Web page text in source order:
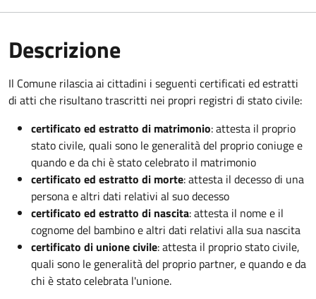
Descrizione
Il Comune rilascia ai cittadini i seguenti certificati ed estratti
di atti che risultano trascritti nei propri registri di stato civile:
certificato ed estratto di matrimonio: attesta il proprio
stato civile, quali sono le generalità del proprio coniuge e
quando e da chi è stato celebrato il matrimonio
certificato ed estratto di morte: attesta il decesso di una
persona e altri dati relativi al suo decesso
certificato ed estratto di nascita: attesta il nome e il
cognome del bambino e altri dati relativi alla sua nascita
certificato di unione civile: attesta il proprio stato civile,
quali sono le generalità del proprio partner, e quando e da
chi è stato celebrata l'unione.